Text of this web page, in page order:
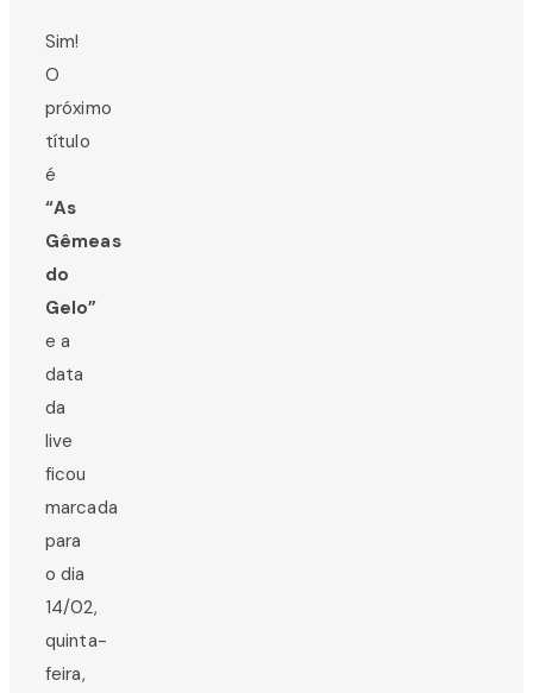
Sim!
O
próximo
título
é
“As
Gêmeas
do
Gelo”
e a
data
da
live
ficou
marcada
para
o dia
14/02,
quinta-
feira,